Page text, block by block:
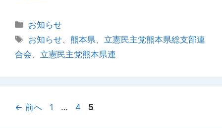
カ
テ
ゴ
リ
お知らせ
タ
グ
お知らせ、熊本県、 立憲民主党熊本県総支部連
合会、 立憲民主党熊本県連
← 前へ
ペ
1 …
ペ
4
ペ
5